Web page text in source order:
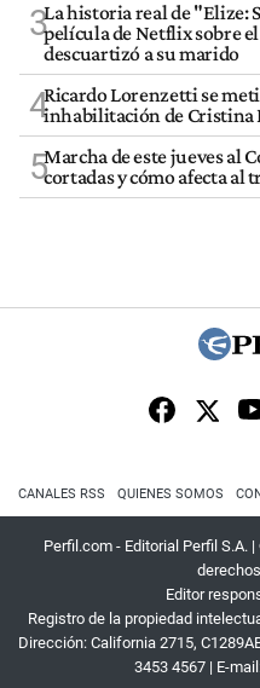
3La historia real de "Elize:
película de Netflix sobre el
descuartizó a su marido
4Ricardo Lorenzetti se
inhabilitación de Cristina
5Marcha de este jueves al
cortadas y cómo afecta al
CANALES RSS QUIENES SOMOS
Perfil.com - Editorial Perfil S.A. |
Editor
Registro de la propiedad
Dirección: California 2715,
3453 4567 | E-